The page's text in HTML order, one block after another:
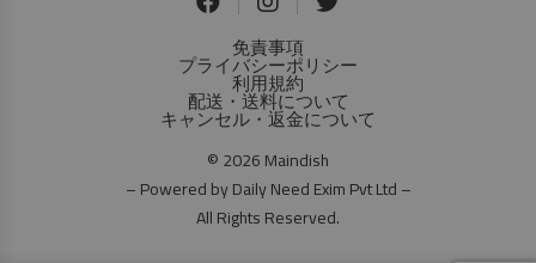
免責事項
プライバシーポリシー
利用規約
配送・送料について
キャンセル・返金について
© 2026 Maindish
– Powered by Daily Need Exim Pvt Ltd –
All Rights Reserved.